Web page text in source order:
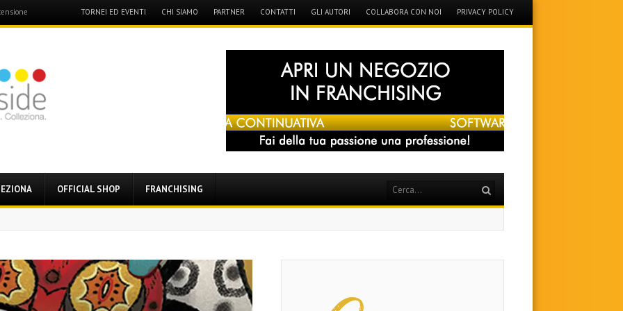
Menu
Skip
to
TORNEI ED EVENTI CHI SIAMO PARTNER CONTATTI GLI AUTORI COLLABORA CON NOI PRIVACY POLICY
OFFICIAL SHOP FRANCHISING Search